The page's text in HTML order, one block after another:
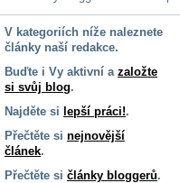
V kategoriích níže naleznete
články naší redakce.
Buďte i Vy aktivní a založte
si svůj blog.
Najděte si lepší práci!.
Přečtěte si nejnovější
článek.
Přečtěte si články bloggerů.